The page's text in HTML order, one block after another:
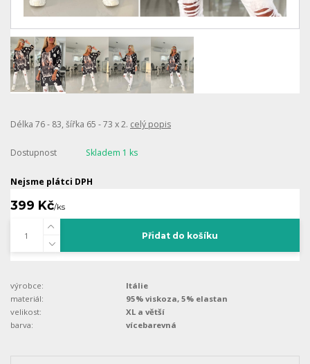
Délka 76 - 83, šířka 65 - 73 x 2. celý popis
Dostupnost Skladem 1 ks
Nejsme plátci DPH
399 Kč/ks
Přidat do košíku
výrobce:
Itálie
materiál:
95% viskoza, 5% elastan
velikost:
XL a větší
barva:
vícebarevná